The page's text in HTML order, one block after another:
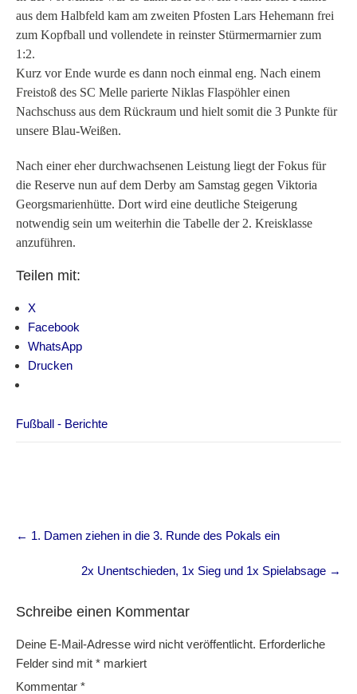
aus dem Halbfeld kam am zweiten Pfosten Lars Hehemann frei
zum Kopfball und vollendete in reinster Stürmermarnier zum
1:2.
Kurz vor Ende wurde es dann noch einmal eng. Nach einem
Freistoß des SC Melle parierte Niklas Flaspöhler einen
Nachschuss aus dem Rückraum und hielt somit die 3 Punkte für
unsere Blau-Weißen.
Nach einer eher durchwachsenen Leistung liegt der Fokus für
die Reserve nun auf dem Derby am Samstag gegen Viktoria
Georgsmarienhütte. Dort wird eine deutliche Steigerung
notwendig sein um weiterhin die Tabelle der 2. Kreisklasse
anzuführen.
Teilen mit:
X
Facebook
WhatsApp
Drucken
Fußball - Berichte
Post
navigation
← 1. Damen ziehen in die 3. Runde des Pokals ein
2x Unentschieden, 1x Sieg und 1x Spielabsage →
Schreibe einen Kommentar
Deine E-Mail-Adresse wird nicht veröffentlicht. Erforderliche
Felder sind mit * markiert
Kommentar *